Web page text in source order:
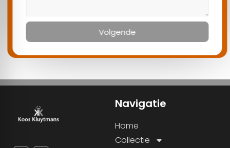
Volgende
Navigatie
Home
Collectie